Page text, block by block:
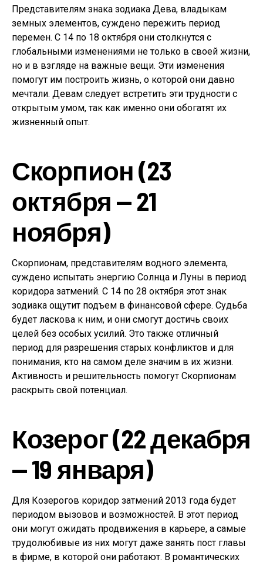
Представителям знака зодиака Дева, владыкам
земных элементов, суждено пережить период
перемен. С 14 по 18 октября они столкнутся с
глобальными изменениями не только в своей жизни,
но и в взгляде на важные вещи. Эти изменения
помогут им построить жизнь, о которой они давно
мечтали. Девам следует встретить эти трудности с
открытым умом, так как именно они обогатят их
жизненный опыт.
Скорпион (23
октября — 21
ноября)
Скорпионам, представителям водного элемента,
суждено испытать энергию Солнца и Луны в период
коридора затмений. С 14 по 28 октября этот знак
зодиака ощутит подъем в финансовой сфере. Судьба
будет ласкова к ним, и они смогут достичь своих
целей без особых усилий. Это также отличный
период для разрешения старых конфликтов и для
понимания, кто на самом деле значим в их жизни.
Активность и решительность помогут Скорпионам
раскрыть свой потенциал.
Козерог (22 декабря
— 19 января)
Для Козерогов коридор затмений 2013 года будет
периодом вызовов и возможностей. В этот период
они могут ожидать продвижения в карьере, а самые
трудолюбивые из них могут даже занять пост главы
в фирме, в которой они работают. В романтических